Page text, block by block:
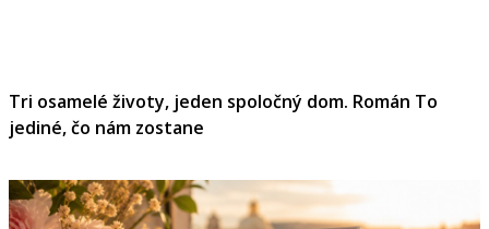
Tri osamelé životy, jeden spoločný dom. Román To
jediné, čo nám zostane